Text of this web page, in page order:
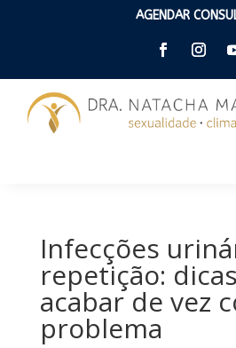
(47) 9 9262
AGENDAR
Infecções
repetição:
acabar de vez
problema